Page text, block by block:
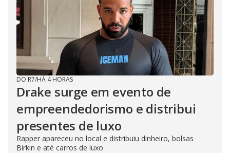
DO R7/HÁ 4 HORAS
Drake surge em evento de
empreendedorismo e distribui
presentes de luxo
Rapper apareceu no local e distribuiu dinheiro, bolsas
Birkin e até carros de luxo